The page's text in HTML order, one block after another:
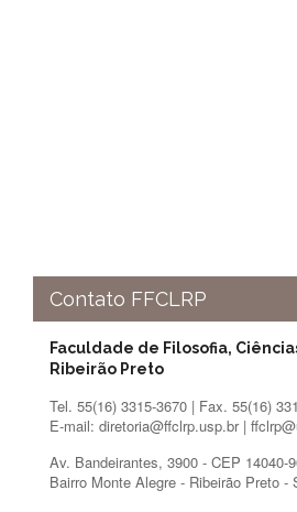
Reuniões
nossas
redes
Formulários
INTERNACIONALIZAÇÃO
Contato FFCLRP
Faculdade de Filosofia,
Ribeirão Preto
Tel. 55(16) 3315-3670 | Fax. 55(16)
E-mail: diretoria@ffclrp.usp.br |
Av. Bandeirantes, 3900 - CEP 14040-
Bairro Monte Alegre - Ribeirão Preto -